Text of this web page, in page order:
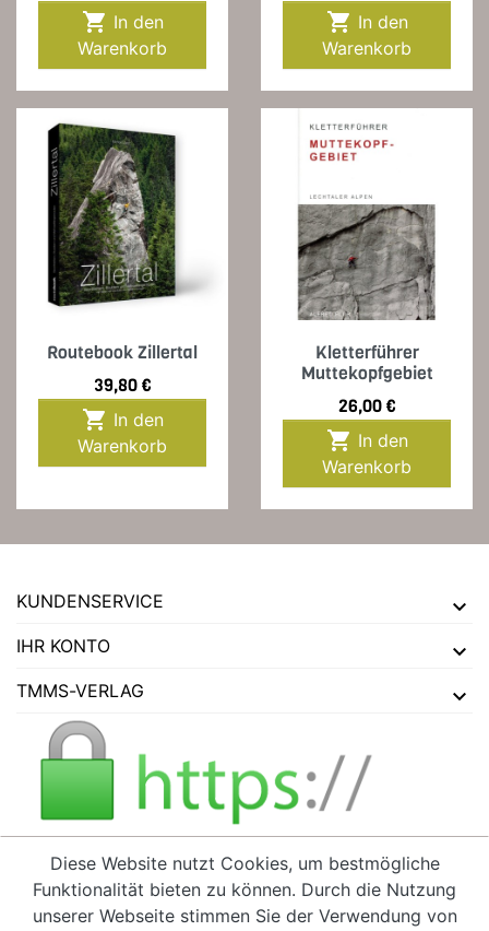

Warenkorb

Warenkorb
Routebook Zillertal
Preis
39,80 €

Warenkorb
Kletterführer
Muttekopfgebiet
Preis
26,00 €

Warenkorb
KUNDENSERVICE
IHR KONTO
TMMS-VERLAG
VERTRAG WIDERRUFEN
Diese Website nutzt Cookies, um bestmögliche
Funktionalität bieten zu können. Durch die Nutzung
unserer Webseite stimmen Sie der Verwendung von